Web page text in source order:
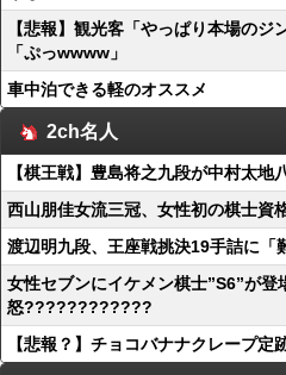
【悲報】観光客「やっぱり本場の
「ぷっwwww」
車中泊できる軽のオススメ
2ch名人
【棋王戦】豊島将之九段が中村太地
西山朋佳女流三冠、女性初の棋士資
渡辺明九段、王座戦挑決19手詰に「
女性セブンにイケメン棋士”S6”が
怒????????????
【悲報？】チョコバナナクレープ定